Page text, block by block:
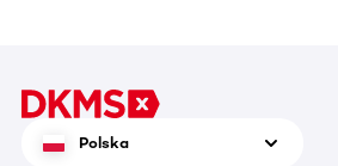
Polska